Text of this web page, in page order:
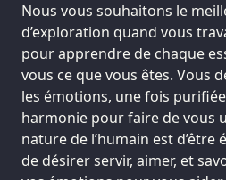
Nous vous souhaitons le
d’exploration quand vous
pour apprendre de chaque
vous ce que vous êtes. Vous
les émotions, une fois
harmonie pour faire de vous
nature de l’humain est
de désirer servir, aimer, et